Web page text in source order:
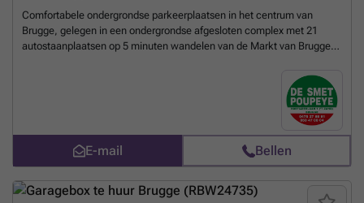
Comfortabele ondergrondse parkeerplaatsen in het centrum van
Brugge, gelegen in een ondergrondse afgesloten complex met 21
autostaanplaatsen op 5 minuten wandelen van de Markt van Brugge.
automatische verlichting , badgesysteem,...... ### Bel voor meer
info ### of kom langs op ons kantoor te Brugge, Hoefijzerlaan 1
(hoek Smedenstraat). Afgesloten complex met automatische poort: -
nr. 17 : 2m65 x 5m40 vrij : 1 augustus 2026 * inrijhoogte algemene
poort : 2m25Meer weten?
E-mail Bellen